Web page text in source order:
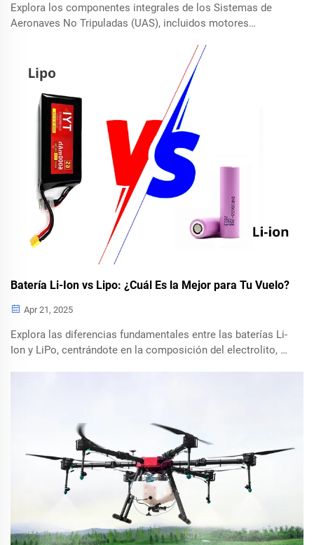
Explora los componentes integrales de los Sistemas de
Aeronaves No Tripuladas (UAS), incluidos motores
de UAS como multi-rotor y de ala fija, y sus aplicaciones en
cartografía, fotografía y más.
Batería Li-Ion vs Lipo: ¿Cuál Es la Mejor para Tu Vuelo?
Apr 21, 2025
Explora las diferencias fundamentales entre las baterías Li-
Ion y LiPo, centrándote en la composición del electrolito, la
adecuada para carreras FPV y fotografía aérea.